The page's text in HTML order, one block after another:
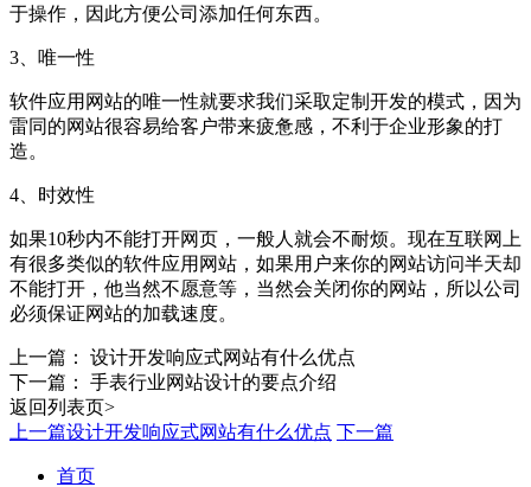
于操作，因此方便公司添加任何东西。
3、唯一性
软件应用网站的唯一性就要求我们采取定制开发的模式，因为
雷同的网站很容易给客户带来疲惫感，不利于企业形象的打
造。
4、时效性
如果10秒内不能打开网页，一般人就会不耐烦。现在互联网上
有很多类似的软件应用网站，如果用户来你的网站访问半天却
不能打开，他当然不愿意等，当然会关闭你的网站，所以公司
必须保证网站的加载速度。
上一篇：
设计开发响应式网站有什么优点
下一篇：
手表行业网站设计的要点介绍
返回列表页>
上一篇设计开发响应式网站有什么优点 下一篇
首页